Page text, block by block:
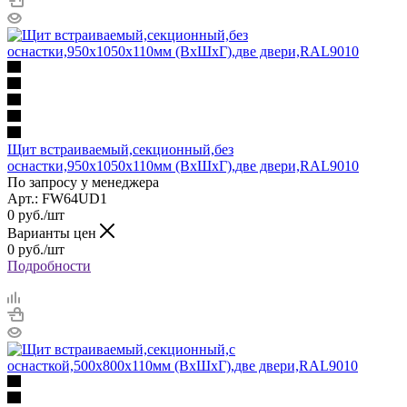
Щит встраиваемый,секционный,без
оснастки,950x1050x110мм (ВхШхГ),две двери,RAL9010
По запросу у менеджера
Арт.: FW64UD1
0 руб./шт
Варианты цен
0 руб./шт
Подробности